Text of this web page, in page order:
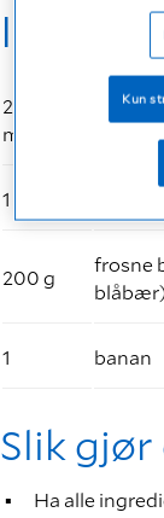
200
ml
1 dl
200 g
frosne
blåbær)
1 banan
Slik gjør
Ha alle
Kun